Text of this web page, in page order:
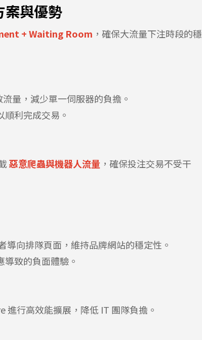
與優勢
+ Waiting Room ，確保大流量下注時段的穩
量，減少單一伺服器的負擔。
利完成交易。
惡意爬蟲與機器人流量 ，確保投注交易不受干
導向排隊頁面，維持品牌網站的穩定性。
致的負面體驗。
進行高效能擴展，降低 IT 團隊負擔。